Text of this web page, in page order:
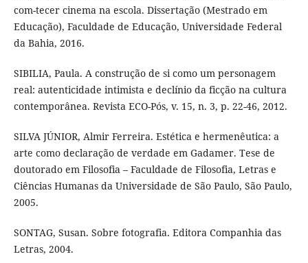
com-tecer cinema na escola. Dissertação (Mestrado em
Educação), Faculdade de Educação, Universidade Federal
da Bahia, 2016.
SIBILIA, Paula. A construção de si como um personagem
real: autenticidade intimista e declínio da ficção na cultura
contemporânea. Revista ECO-Pós, v. 15, n. 3, p. 22-46, 2012.
SILVA JÚNIOR, Almir Ferreira. Estética e hermenêutica: a
arte como declaração de verdade em Gadamer. Tese de
doutorado em Filosofia – Faculdade de Filosofia, Letras e
Ciências Humanas da Universidade de São Paulo, São Paulo,
2005.
SONTAG, Susan. Sobre fotografia. Editora Companhia das
Letras, 2004.